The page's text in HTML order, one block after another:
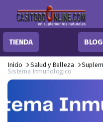
TIENDA BLOG
Inicio Salud y Belleza
Sistema Inmunologico